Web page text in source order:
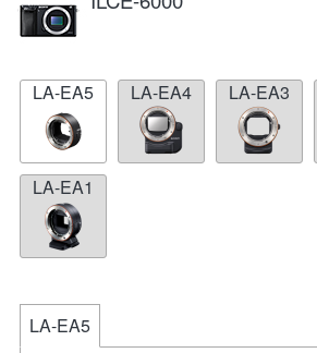
LA-EA5 LA-EA4 LA-EA3
LA-EA1
LA-EA5